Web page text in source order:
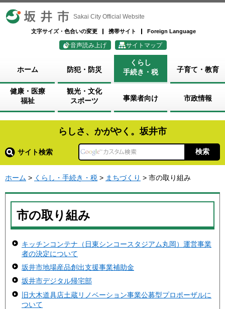
坂井市 Sakai City Official Website
文字サイズ・色合いの変更 携帯サイト Foreign Language
音声読み上げ サイトマップ
ホーム 防犯・防災
くらし
手続き・税
子育て・教育
健康・医療
福祉
観光・文化
スポーツ
事業者向け 市政情報
らしさ、かがやく。坂井市
サイト検索
ホーム > くらし・手続き・税 > まちづくり > 市の取り組み
市の取り組み
キッチンコンテナ（日東シンコースタジアム丸岡）運営事業
者の決定について
坂井市地場産品創出支援事業補助金
坂井市デジタル帰宅部
旧大木道具店土蔵リノベーション事業公募型プロポーザルに
ついて